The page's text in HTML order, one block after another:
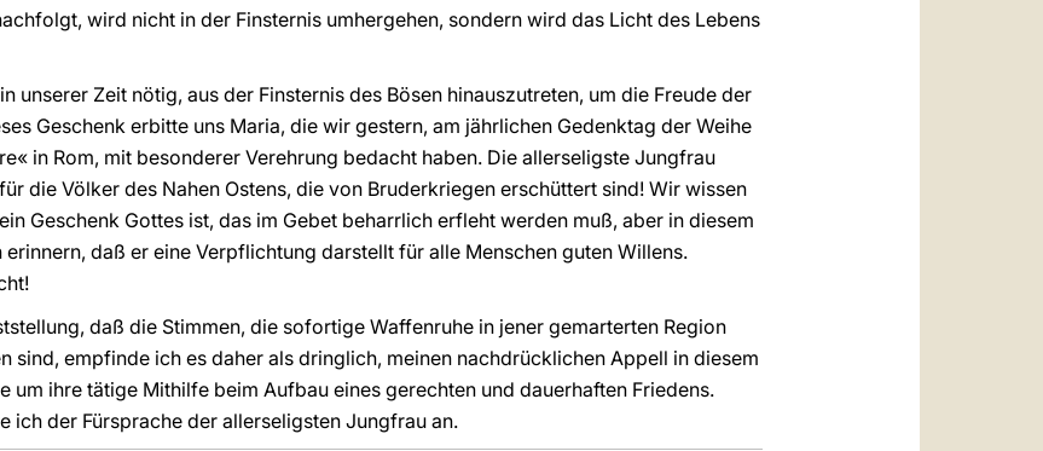
wird nicht in der Finsternis umhergehen, sondern wird das Licht des Lebens
unserer Zeit nötig, aus der Finsternis des Bösen hinauszutreten, um die Freude der
Geschenk erbitte uns Maria, die wir gestern, am jährlichen Gedenktag der Weihe
in Rom, mit besonderer Verehrung bedacht haben. Die allerseligste Jungfrau
die Völker des Nahen Ostens, die von Bruderkriegen erschüttert sind! Wir wissen
Geschenk Gottes ist, das im Gebet beharrlich erfleht werden muß, aber in diesem
daß er eine Verpflichtung darstellt für alle Menschen guten Willens.
daß die Stimmen, die sofortige Waffenruhe in jener gemarterten Region
sind, empfinde ich es daher als dringlich, meinen nachdrücklichen Appell in diesem
um ihre tätige Mithilfe beim Aufbau eines gerechten und dauerhaften Friedens.
ich der Fürsprache der allerseligsten Jungfrau an.